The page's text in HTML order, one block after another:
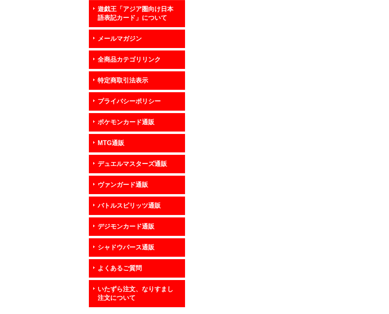
遊戯王「アジア圏向け日本
語表記カード」について
メールマガジン
全商品カテゴリリンク
特定商取引法表示
プライバシーポリシー
ポケモンカード通販
MTG通販
デュエルマスターズ通販
ヴァンガード通販
バトルスピリッツ通販
デジモンカード通販
シャドウバース通販
よくあるご質問
いたずら注文、なりすまし
注文について